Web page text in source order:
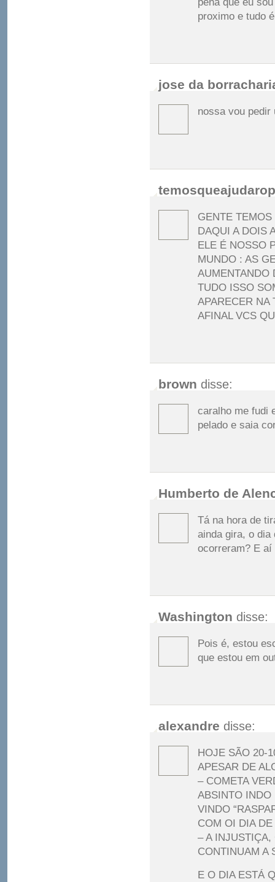
pena que eu
proximo e tudo
jose da
nossa vou pedir
GENTE
DAQUI A DOIS
ELE É NOSSO
MUNDO : AS
AUMENTANDO
TUDO ISSO
APARECER NA
AFINAL VCS
brown disse:
caralho me fudi
pelado e saia
Humberto de
Tá na hora de
ainda gira, o dia
ocorreram? E
Washington disse:
Pois é, estou
que estou em
alexandre disse:
HOJE SÃO 20-
APESAR DE
– COMETA
ABSINTO INDO
VINDO
COM OI DIA
– A INJUSTIÇA,
CONTINUAM A
E O DIA ESTÁ